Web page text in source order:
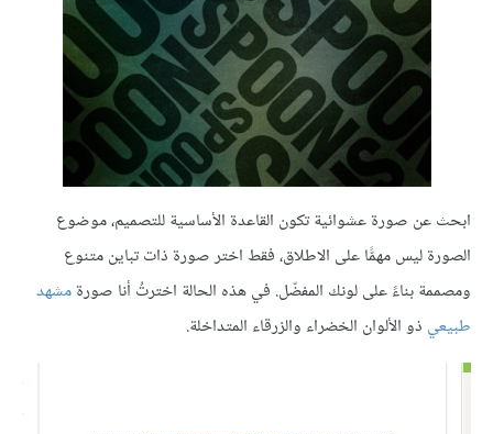
ابحث عن صورة عشوائية تكون القاعدة الأساسية للتصميم، موضوع
الصورة ليس مهمًّا على الاطلاق، فقط اختر صورة ذات تباين متنوع
ومصممة بناءً على لونك المفضّل. في هذه الحالة اخترتُ أنا صورةمشهد
طبيعي ذو الألوان الخضراء والزرقاء المتداخلة.